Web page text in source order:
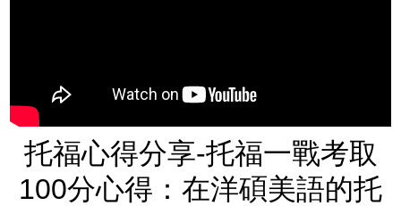
托福心得分享-托福一戰考取
100分心得：在洋碩美語的托